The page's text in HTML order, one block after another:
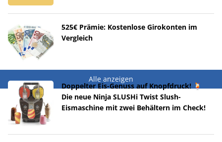
525€ Prämie: Kostenlose Girokonten im
Vergleich
Alle anzeigen
Doppelter Eis-Genuss auf Knopfdruck! 🍹
Die neue Ninja SLUSHi Twist Slush-
Eismaschine mit zwei Behältern im Check!